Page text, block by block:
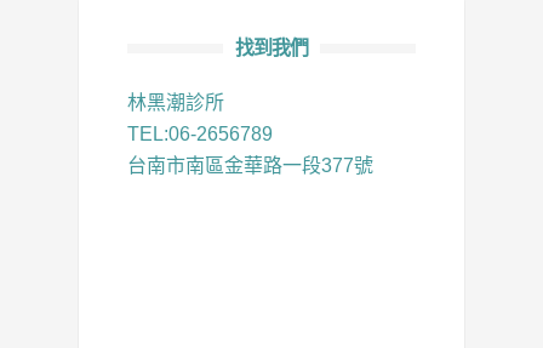
找到我們
林黑潮診所
TEL:06-2656789
台南市南區金華路一段377號